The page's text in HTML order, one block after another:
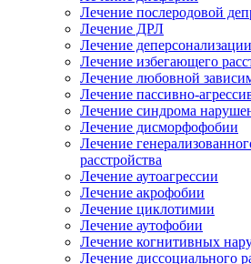
Лечение послеродовой
Лечение ДРЛ
Лечение деперсонализации
Лечение избегающего
Лечение любовной
Лечение пассивно-
Лечение синдрома
Лечение дисморфофобии
Лечение
расстройства
Лечение аутоагрессии
Лечение акрофобии
Лечение циклотимии
Лечение аутофобии
Лечение когнитивных
Лечение диссоциального